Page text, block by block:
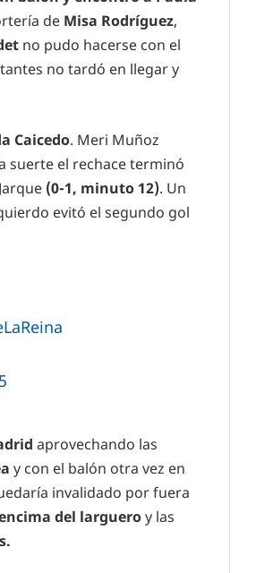
de Misa Rodríguez,
no pudo hacerse con el
no tardó en llegar y
Caicedo. Meri Muñoz
suerte el rechace terminó
(0-1, minuto 12). Un
evitó el segundo gol
aprovechando las
y con el balón otra vez en
invalidado por fuera
del largueroy las